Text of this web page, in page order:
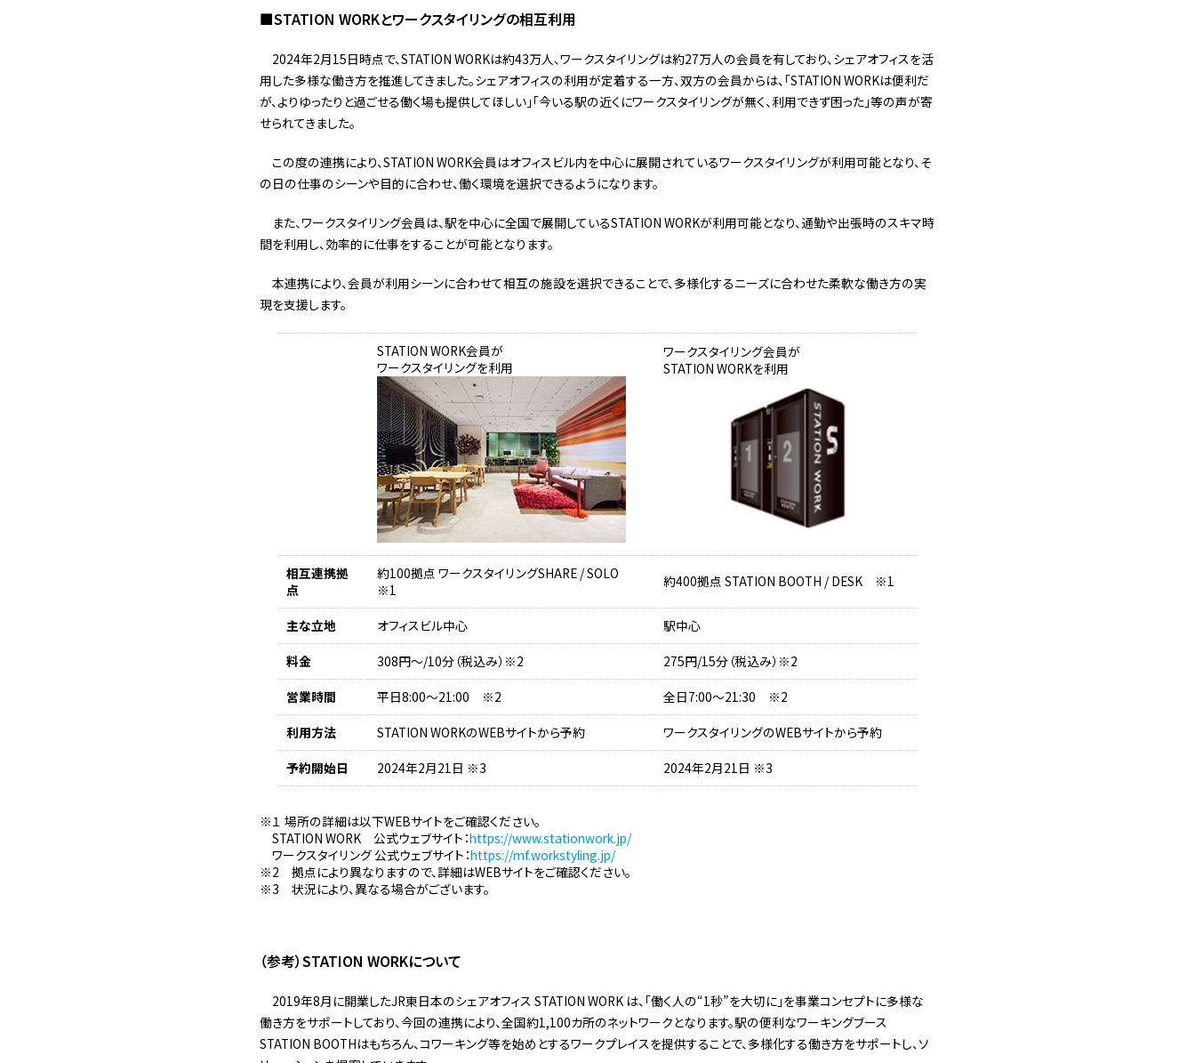
■STATION WORKとワークスタイリングの相互利用
2024年2月15日時点で、STATION WORKは約43万人、ワークスタイリングは約27万人の会員を有しており、シェアオフィスを活
用した多様な働き方を推進してきました。シェアオフィスの利用が定着する一方、双方の会員からは、「STATION WORKは便利だ
が、よりゆったりと過ごせる働く場も提供してほしい」「今いる駅の近くにワークスタイリングが無く、利用できず困った」等の声が寄
せられてきました。
この度の連携により、STATION WORK会員はオフィスビル内を中心に展開されているワークスタイリングが利用可能となり、そ
の日の仕事のシーンや目的に合わせ、働く環境を選択できるようになります。
また、ワークスタイリング会員は、駅を中心に全国で展開しているSTATION WORKが利用可能となり、通勤や出張時のスキマ時
間を利用し、効率的に仕事をすることが可能となります。
本連携により、会員が利用シーンに合わせて相互の施設を選択できることで、多様化するニーズに合わせた柔軟な働き方の実
現を支援します。
STATION WORK会員が
ワークスタイリングを利用
ワークスタイリング会員が
STATION WORKを利用
相互連携拠
点
約100拠点 ワークスタイリングSHARE / SOLO
※1
約400拠点 STATION BOOTH / DESK ※1
主な立地 オフィスビル中心
駅中心
料金
308円～/10分（税込み）※2
275円/15分（税込み）※2
営業時間
平日8:00～21:00 ※2
全日7:00～21:30 ※2
利用方法
STATION WORKのWEBサイトから予約
ワークスタイリングのWEBサイトから予約
予約開始日
2024年2月21日 ※3 2024年2月21日 ※3
１ 場所の詳細は以下WEBサイトをご確認ください。
STATION WORK 公式ウェブサイト：https://www.stationwork.jp/
ワークスタイリング 公式ウェブサイト：https://mf.workstyling.jp/
2 拠点により異なりますので、詳細はWEBサイトをご確認ください。
3 状況により、異なる場合がございます。
（参考）STATION WORKについて
2019年8月に開業したJR東日本のシェアオフィス STATION WORK は、「働く人の“1秒”を大切に」を事業コンセプトに多様な
働き方をサポートしており、今回の連携により、全国約1,100カ所のネットワークとなります。駅の便利なワーキングブース
STATION BOOTHはもちろん、コワーキング等を始めとするワークプレイスを提供することで、多様化する働き方をサポートし、ソ